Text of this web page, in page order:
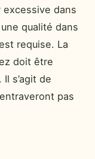
dans
qualité dans
requise. La
doit être
s’agit de
pas